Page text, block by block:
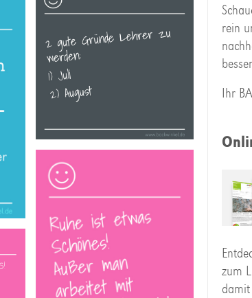
rein
Ihr
zum